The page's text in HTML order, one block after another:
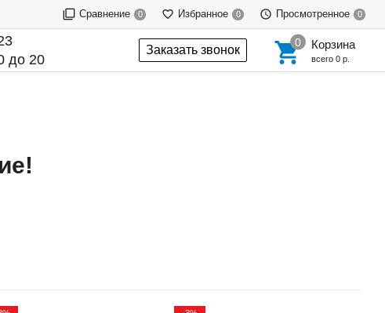
Сравнение 0 Избранное 0 Просмотренное 0
до 20
Заказать звонок Корзина
всего 0 р.